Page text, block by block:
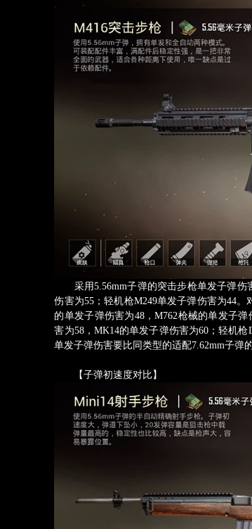
采用5.56mm子弹的突击步枪单发子弹伤
伤害为55；轻机枪M249单发子弹伤害为44
的单发子弹伤害为48，M762枪械的单发子
害为58，MK14的单发子弹伤害为60；轻机
单发子弹伤害要比同类型的适配7.62mm子弹
【子弹初速度对比】